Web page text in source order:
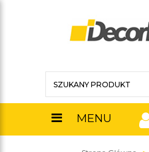
MENU